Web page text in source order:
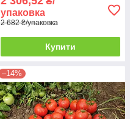
упаковка
2 682 ₴/упаковка
Купити
–14%